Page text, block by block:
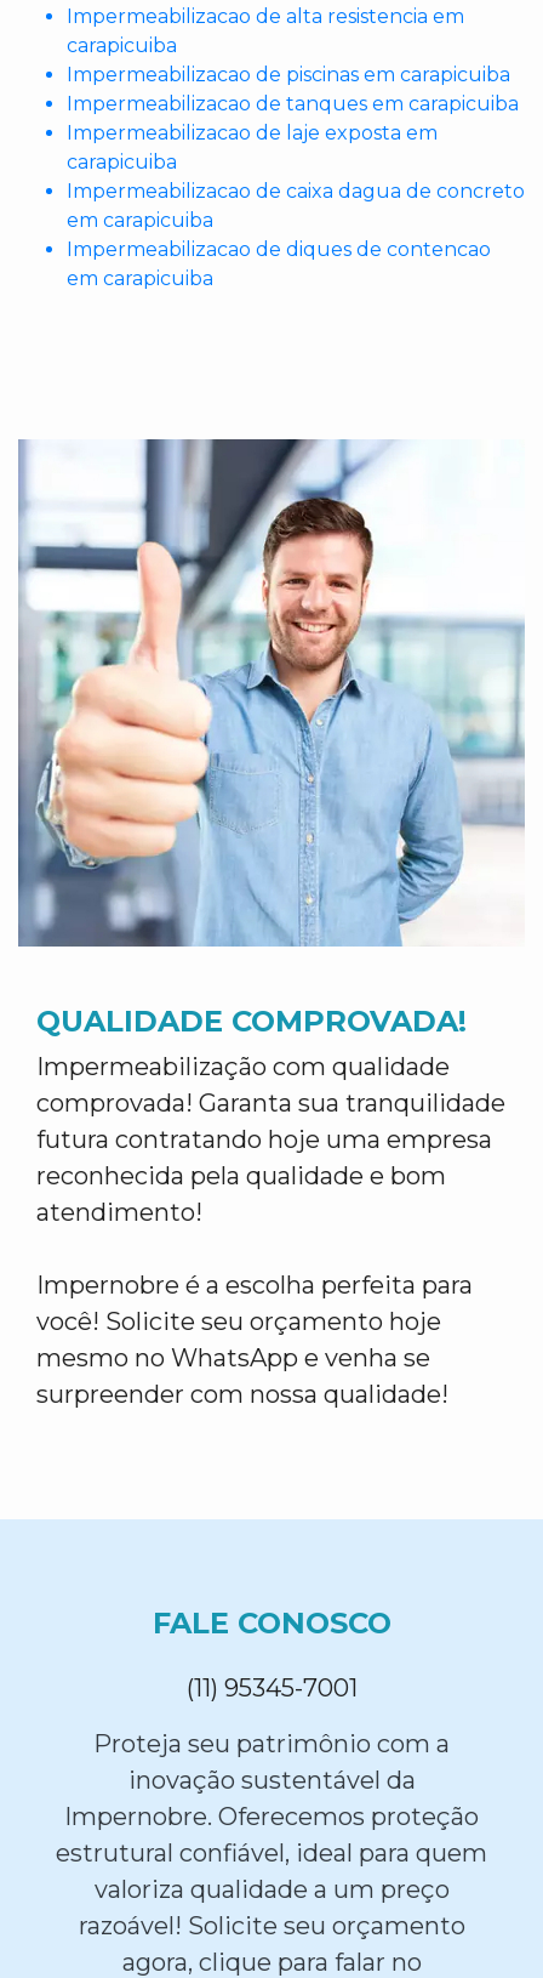
Impermeabilizacao de alta resistencia em
carapicuiba
Impermeabilizacao de piscinas em carapicuiba
Impermeabilizacao de tanques em carapicuiba
Impermeabilizacao de laje exposta em
carapicuiba
Impermeabilizacao de caixa dagua de concreto
em carapicuiba
Impermeabilizacao de diques de contencao
em carapicuiba
QUALIDADE COMPROVADA!
Impermeabilização com qualidade
comprovada! Garanta sua tranquilidade
futura contratando hoje uma empresa
reconhecida pela qualidade e bom
atendimento!
Impernobre é a escolha perfeita para
você! Solicite seu orçamento hoje
mesmo no WhatsApp e venha se
surpreender com nossa qualidade!
FALE CONOSCO
(11) 95345-7001
Proteja seu patrimônio com a
inovação sustentável da
Impernobre. Oferecemos proteção
estrutural confiável, ideal para quem
valoriza qualidade a um preço
razoável! Solicite seu orçamento
agora, clique para falar no